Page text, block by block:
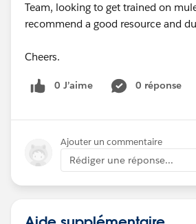
Team, looking to get trained on
recommend a good resource and
Cheers.
0 J’aime 0 réponse
Ajouter un commentaire
Rédiger une réponse...